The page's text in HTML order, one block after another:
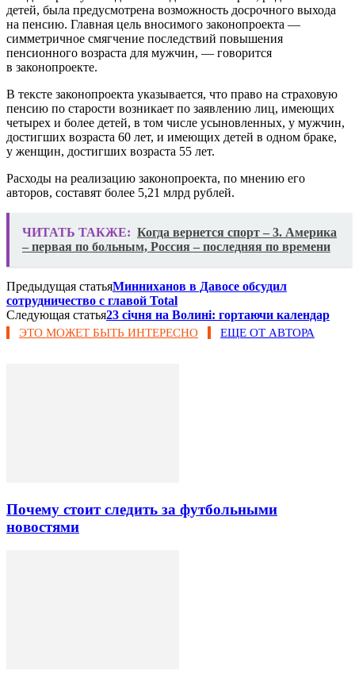
детей, была предусмотрена возможность досрочного выхода
на пенсию. Главная цель вносимого законопроекта —
симметричное смягчение последствий повышения
пенсионного возраста для мужчин, — говорится
в законопроекте.
В тексте законопроекта указывается, что право на страховую
пенсию по старости возникает по заявлению лиц, имеющих
четырех и более детей, в том числе усыновленных, у мужчин,
достигших возраста 60 лет, и имеющих детей в одном браке,
у женщин, достигших возраста 55 лет.
Расходы на реализацию законопроекта, по мнению его
авторов, составят более 5,21 млрд рублей.
ЧИТАТЬ ТАКЖЕ: Когда вернется спорт – 3. Америка
– первая по больным, Россия – последняя по времени
Предыдущая статьяМинниханов в Давосе обсудил
сотрудничество с главой Total
Следующая статья23 січня на Волині: гортаючи календар
ЭТО МОЖЕТ БЫТЬ ИНТЕРЕСНО ЕЩЕ ОТ АВТОРА
Почему стоит следить за футбольными
новостями